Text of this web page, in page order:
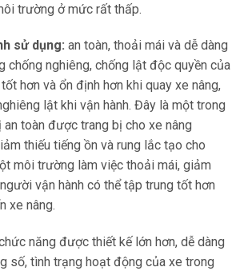
trường ở mức rất thấp.
sử dụng: an toàn, thoải mái và dễ dàng
chống nghiêng, chống lật độc quyền của
hơn và ổn định hơn khi quay xe nâng,
lật khi vận hành. Đây là một trong
toàn được trang bị cho xe nâng
thiếu tiếng ồn và rung lắc tạo cho
môi trường làm việc thoải mái, giảm
vận hành có thể tập trung tốt hơn
xe nâng.
năng được thiết kế lớn hơn, dễ dàng
số, tình trạng hoạt động của xe trong